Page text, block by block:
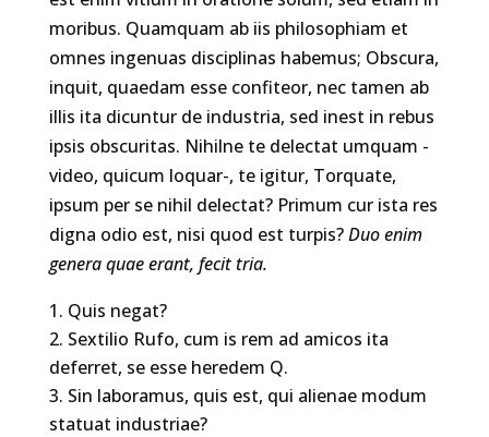
moribus. Quamquam ab iis philosophiam et
omnes ingenuas disciplinas habemus; Obscura,
inquit, quaedam esse confiteor, nec tamen ab
illis ita dicuntur de industria, sed inest in rebus
ipsis obscuritas. Nihilne te delectat umquam -
video, quicum loquar-, te igitur, Torquate,
ipsum per se nihil delectat? Primum cur ista res
digna odio est, nisi quod est turpis?Duo enim
genera quae erant, fecit tria.
Quis negat?
Sextilio Rufo, cum is rem ad amicos ita
deferret, se esse heredem Q.
Sin laboramus, quis est, qui alienae modum
statuat industriae?